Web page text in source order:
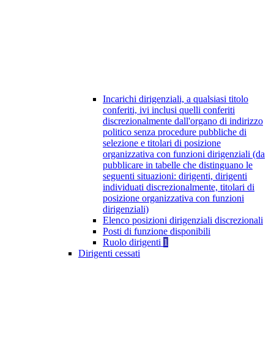
Incarichi dirigenziali, a qualsiasi titolo
conferiti, ivi inclusi quelli conferiti
discrezionalmente dall'organo di indirizzo
politico senza procedure pubbliche di
selezione e titolari di posizione
organizzativa con funzioni dirigenziali (da
pubblicare in tabelle che distinguano le
seguenti situazioni: dirigenti, dirigenti
individuati discrezionalmente, titolari di
posizione organizzativa con funzioni
dirigenziali)
Elenco posizioni dirigenziali discrezionali
Posti di funzione disponibili
Ruolo dirigenti 1
Dirigenti cessati